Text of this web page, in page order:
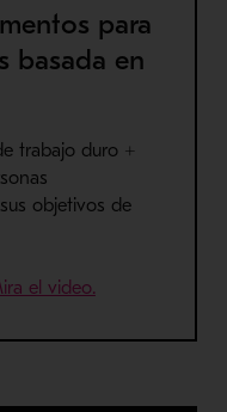
para
basada en
trabajo duro +
objetivos de
el video.